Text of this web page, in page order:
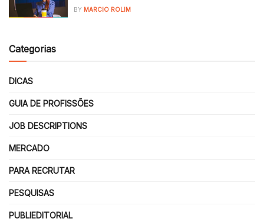
BY MARCIO ROLIM
Categorias
DICAS
GUIA DE PROFISSÕES
JOB DESCRIPTIONS
MERCADO
PARA RECRUTAR
PESQUISAS
PUBLIEDITORIAL